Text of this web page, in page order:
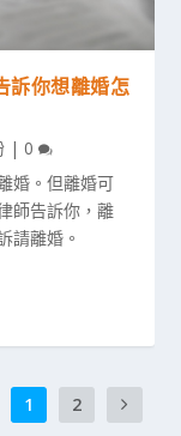
訴你想離婚怎
| 0
婚。但離婚可
師告訴你，離
請離婚。
1 2